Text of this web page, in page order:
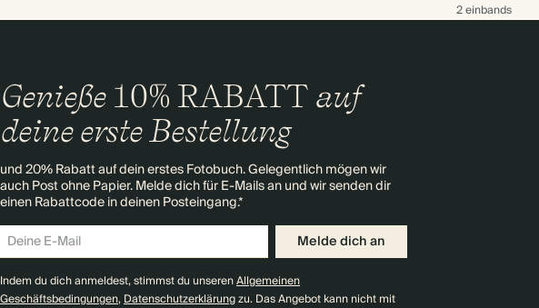
2 einbands
Genieße 10% RABATT auf
deine erste Bestellung
und 20% Rabatt auf dein erstes Fotobuch. Gelegentlich mögen wir
auch Post ohne Papier. Melde dich für E-Mails an und wir senden dir
einen Rabattcode in deinen Posteingang.*
Melde dich an
Indem du dich anmeldest, stimmst du unserenAllgemeinen
Geschäftsbedingungen,Datenschutzerklärungzu. Das Angebot kann nicht mit